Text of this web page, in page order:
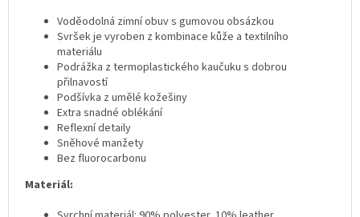
Voděodolná zimní obuv s gumovou obsázkou
Svršek je vyroben z kombinace kůže a textilního
materiálu
Podrážka z termoplastického kaučuku s dobrou
přilnavostí
Podšívka z umělé kožešiny
Extra snadné oblékání
Reflexní detaily
Sněhové manžety
Bez fluorocarbonu
Materiál: